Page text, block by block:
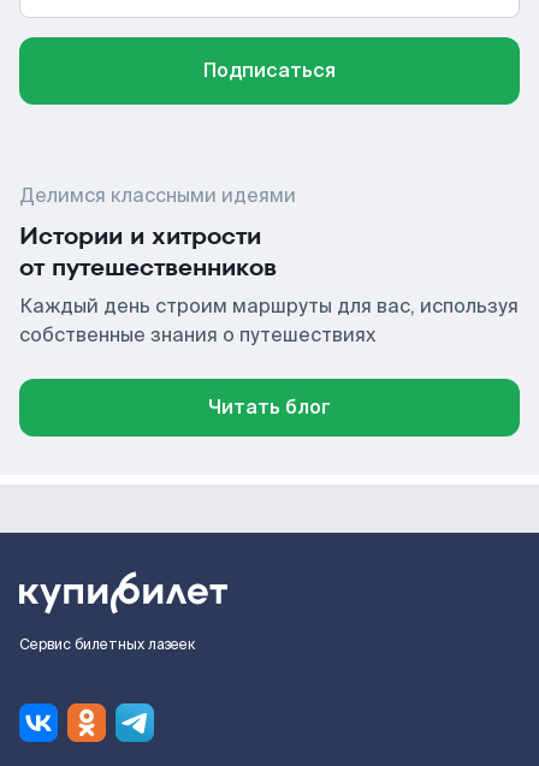
Подписаться
Делимся классными идеями
Истории и хитрости
от путешественников
Каждый день строим маршруты для вас, используя
собственные знания о путешествиях
Читать блог
Сервис билетных лазеек